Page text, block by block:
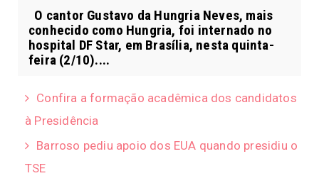
O cantor Gustavo da Hungria Neves, mais
conhecido como Hungria, foi internado no
hospital DF Star, em Brasília, nesta quinta-
feira (2/10)....
Confira a formação acadêmica dos candidatos
à Presidência
Barroso pediu apoio dos EUA quando presidiu o
TSE